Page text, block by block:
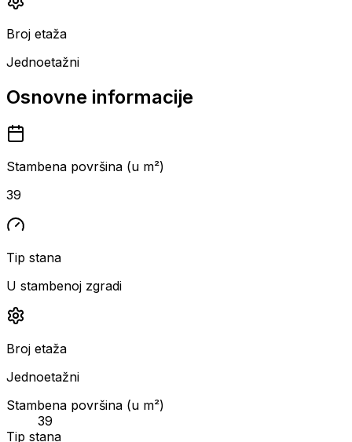
Broj etaža
Jednoetažni
Osnovne informacije
Stambena površina (u m²)
39
Tip stana
U stambenoj zgradi
Broj etaža
Jednoetažni
Stambena površina (u m²)
39
Tip stana